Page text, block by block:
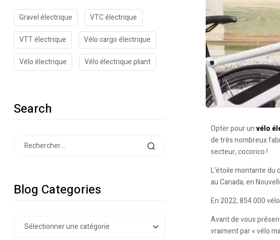
Opter pour unvélo
de très nombreux
secteur, cocorico !
L’étoile montante du
au Canada, en
En 2022, 854 000
Avant de vous
vraiment par « vélo
Gravel électrique VTC électrique
VTT électrique Vélo cargo électrique
Vélo électrique Vélo électrique pliant
Search
Blog Categories